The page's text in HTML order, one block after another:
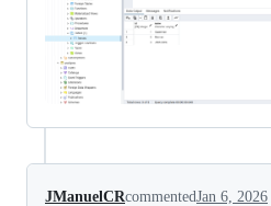
JManuelCRcommentedJan 6, 2026